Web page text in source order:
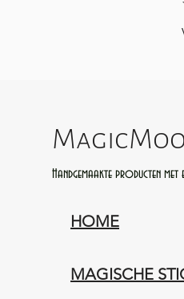
Handgemaakte producten met
HOME
MAGISCHE